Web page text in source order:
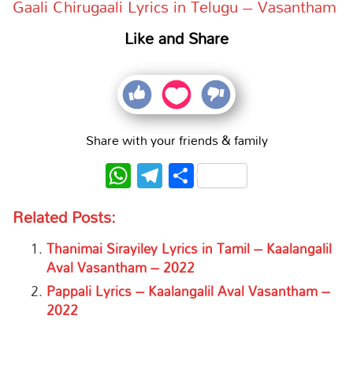
Like and Share
Share with your friends & family
WhatsApp
Telegram
Share
Related Posts:
Thanimai Sirayiley Lyrics in Tamil – Kaalangalil
Aval Vasantham – 2022
Pappali Lyrics – Kaalangalil Aval Vasantham –
2022